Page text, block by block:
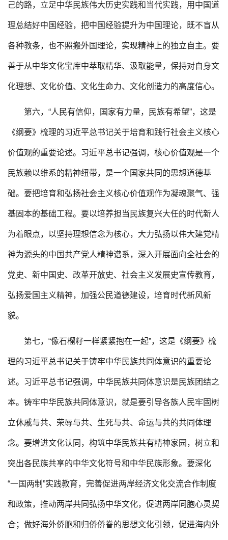
己的路，立足中华民族伟大历史实践和当代实践，用中国道
理总结好中国经验，把中国经验提升为中国理论，既不盲从
各种教条，也不照搬外国理论，实现精神上的独立自主。要
善于从中华文化宝库中萃取精华、汲取能量，保持对自身文
化理想、文化价值、文化生命力、文化创造力的高度信心。
第六，“人民有信仰，国家有力量，民族有希望”，这是
《纲要》梳理的习近平总书记关于培育和践行社会主义核心
价值观的重要论述。习近平总书记强调，核心价值观是一个
民族赖以维系的精神纽带，是一个国家共同的思想道德基
础。要把培育和弘扬社会主义核心价值观作为凝魂聚气、强
基固本的基础工程。要以培养担当民族复兴大任的时代新人
为着眼点，以坚持理想信念为核心，大力弘扬以伟大建党精
神为源头的中国共产党人精神谱系，深入开展面向全社会的
党史、新中国史、改革开放史、社会主义发展史宣传教育，
弘扬爱国主义精神，加强公民道德建设，培育时代新风新
貌。
第七，“像石榴籽一样紧紧抱在一起”，这是《纲要》梳
理的习近平总书记关于铸牢中华民族共同体意识的重要论
述。习近平总书记强调，中华民族共同体意识是民族团结之
本。铸牢中华民族共同体意识，就是要引导各族人民牢固树
立休戚与共、荣辱与共、生死与共、命运与共的共同体理
念。要增进文化认同，构筑中华民族共有精神家园，树立和
突出各民族共享的中华文化符号和中华民族形象。要深化
“一国两制”实践教育，完善促进两岸经济文化交流合作制度
和政策，推动两岸共同弘扬中华文化，促进两岸同胞心灵契
合；做好海外侨胞和归侨侨眷的思想文化引领，促进海内外